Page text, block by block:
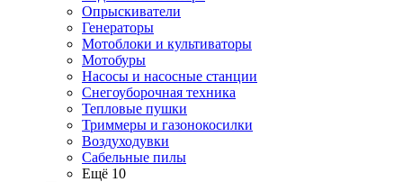
Опрыскиватели
Генераторы
Мотоблоки и культиваторы
Мотобуры
Насосы и насосные станции
Снегоуборочная техника
Тепловые пушки
Триммеры и газонокосилки
Воздуходувки
Сабельные пилы
Ещё 10